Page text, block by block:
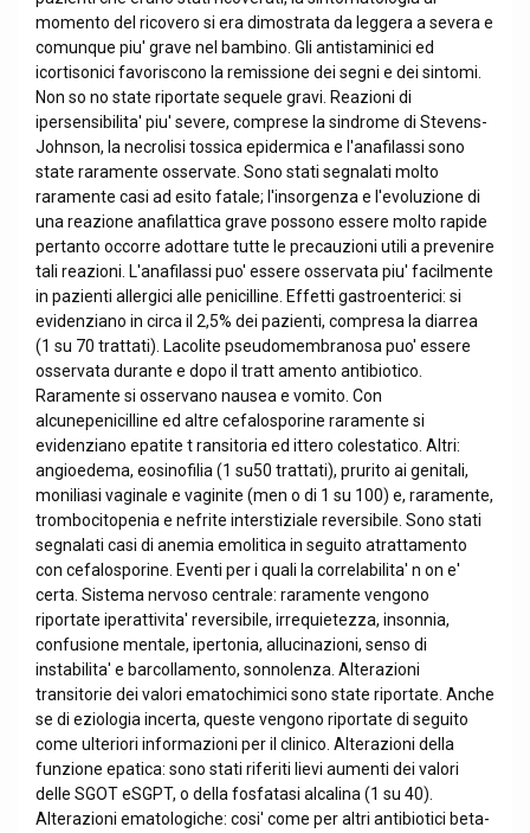
momento del ricovero si era dimostrata da leggera a severa e
comunque piu' grave nel bambino. Gli antistaminici ed
icortisonici favoriscono la remissione dei segni e dei sintomi.
Non so no state riportate sequele gravi. Reazioni di
ipersensibilita' piu' severe, comprese la sindrome di Stevens-
Johnson, la necrolisi tossica epidermica e l'anafilassi sono
state raramente osservate. Sono stati segnalati molto
raramente casi ad esito fatale; l'insorgenza e l'evoluzione di
una reazione anafilattica grave possono essere molto rapide
pertanto occorre adottare tutte le precauzioni utili a prevenire
tali reazioni. L'anafilassi puo' essere osservata piu' facilmente
in pazienti allergici alle penicilline. Effetti gastroenterici: si
evidenziano in circa il 2,5% dei pazienti, compresa la diarrea
(1 su 70 trattati). Lacolite pseudomembranosa puo' essere
osservata durante e dopo il tratt amento antibiotico.
Raramente si osservano nausea e vomito. Con
alcunepenicilline ed altre cefalosporine raramente si
evidenziano epatite t ransitoria ed ittero colestatico. Altri:
angioedema, eosinofilia (1 su50 trattati), prurito ai genitali,
moniliasi vaginale e vaginite (men o di 1 su 100) e, raramente,
trombocitopenia e nefrite interstiziale reversibile. Sono stati
segnalati casi di anemia emolitica in seguito atrattamento
con cefalosporine. Eventi per i quali la correlabilita' n on e'
certa. Sistema nervoso centrale: raramente vengono
riportate iperattivita' reversibile, irrequietezza, insonnia,
confusione mentale, ipertonia, allucinazioni, senso di
instabilita' e barcollamento, sonnolenza. Alterazioni
transitorie dei valori ematochimici sono state riportate. Anche
se di eziologia incerta, queste vengono riportate di seguito
come ulteriori informazioni per il clinico. Alterazioni della
funzione epatica: sono stati riferiti lievi aumenti dei valori
delle SGOT eSGPT, o della fosfatasi alcalina (1 su 40).
Alterazioni ematologiche: cosi' come per altri antibiotici beta-